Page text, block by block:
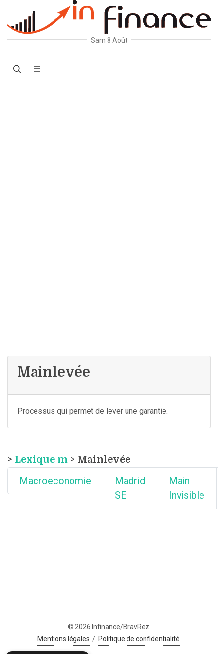
Sam 8 Août
Mainlevée
Processus qui permet de lever une garantie.
> Lexique m > Mainlevée
Macroeconomie
Madrid
SE
Main
Invisible
© 2026 Infinance/BravRez.
Mentions légales / Politique de confidentialité